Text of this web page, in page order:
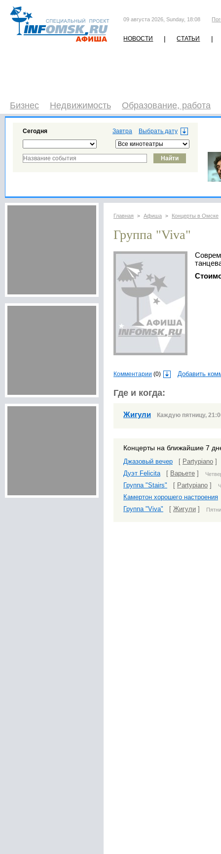
09 августа 2026, Sunday, 18:08
НОВОСТИ | СТАТЬИ |
Бизнес Недвижимость Образование, работа
Завтра
Сегодня
Главная > Афиша > Концерты в Омске
Группа "Viva"
Современная популярная и
Комментарии (0) Добавить
Где и когда:
Жигули Каждую пятницу,
Концерты на ближайшие 7
Джазовый вечер Partypiano
Дуэт Felicita[ Варьете
Группа "Stairs" Partypiano
Камертон хорошего настроения
Группа "Viva"
Жигули